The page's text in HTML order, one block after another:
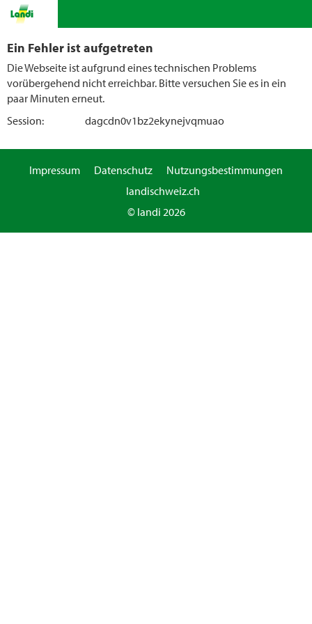
Ein Fehler ist aufgetreten
Die Webseite ist aufgrund eines technischen Problems
vorübergehend nicht erreichbar. Bitte versuchen Sie es in ein
paar Minuten erneut.
Session:
dagcdn0v1bz2ekynejvqmuao
Impressum Datenschutz
Nutzungsbestimmungen
landischweiz.ch
© landi 2026